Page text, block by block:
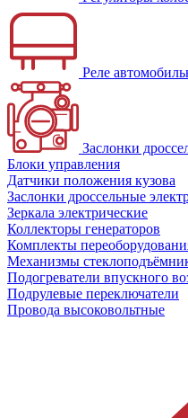
Реле
Заслонки
Блоки управления
Датчики положения кузова
Заслонки дроссельные
Зеркала электрические
Коллекторы генераторов
Комплекты
Механизмы
Подогреватели впускного
Подрулевые переключатели
Провода высоковольтные